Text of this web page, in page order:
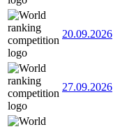
20.09.2026
27.09.2026